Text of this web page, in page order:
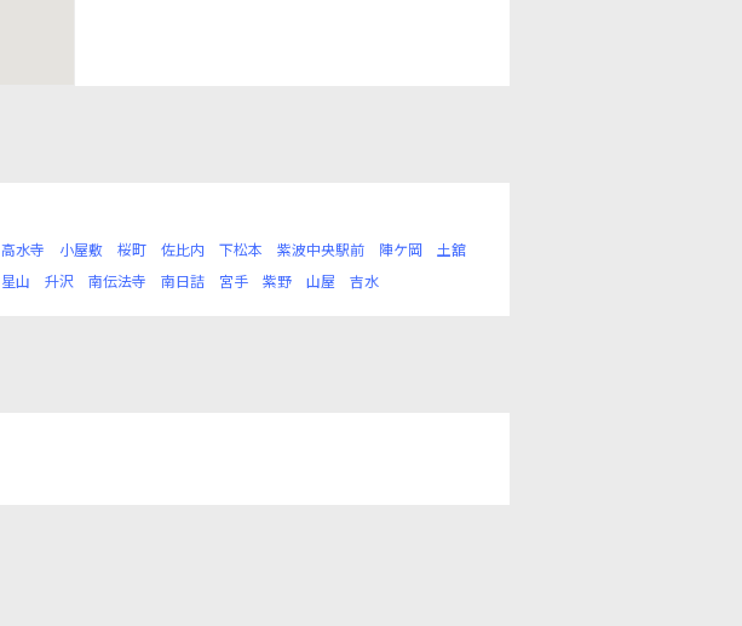
高水寺 小屋敷 桜町 佐比内 下松本 紫波中央駅前 陣ケ岡
土舘
星山 升沢 南伝法寺 南日詰 宮手 紫野 山屋 吉水